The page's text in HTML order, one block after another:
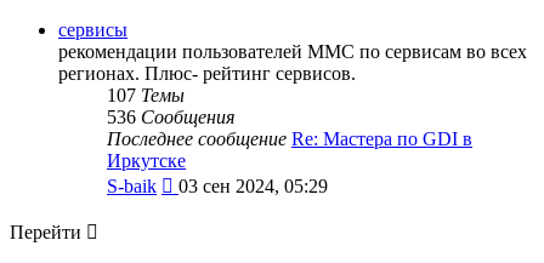
сообщению
сервисы
рекомендации пользователей MMC по сервисам во всех
регионах. Плюс- рейтинг сервисов.
107 Темы
536 Сообщения
Последнее сообщение Re: Мастера по GDI в
Иркутске
S-baik
Перейти
03 сен 2024, 05:29
Перейти